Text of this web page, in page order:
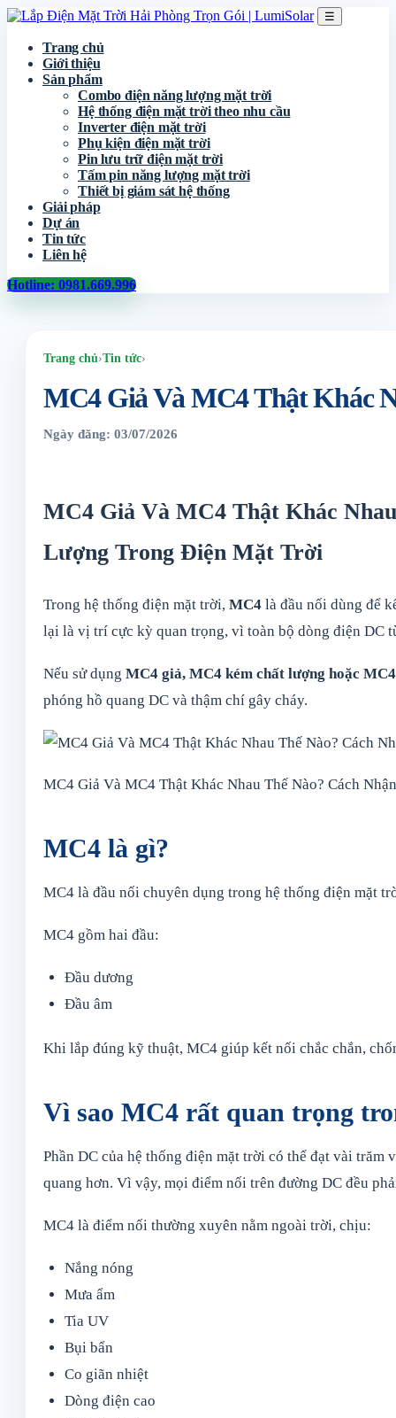
☰
Trang chủ
Giới thiệu
Sản phẩm
Combo điện năng lượng mặt trời
Hệ thống điện mặt trời theo nhu cầu
Inverter điện mặt trời
Phụ kiện điện mặt trời
Pin lưu trữ điện mặt trời
Tấm pin năng lượng mặt trời
Thiết bị giám sát hệ thống
Giải pháp
Dự án
Tin tức
Liên hệ
Hotline: 0981.669.996
Trang chủ›Tin tức›
MC4 Giả Và MC4 Thật Khác
Ngày đăng: 03/07/2026
MC4 Giả Và MC4 Thật Khác
Lượng Trong Điện Mặt Trời
Trong hệ thống điện mặt trời, MC4 là đầu nối dùng để
lại là vị trí cực kỳ quan trọng, vì toàn bộ dòng điện DC
Nếu sử dụng MC4 giả, MC4 kém chất lượng hoặc
phóng hồ quang DC và thậm chí gây cháy.
MC4 Giả Và MC4 Thật Khác Nhau Thế Nào? Cách
MC4 là gì?
MC4 là đầu nối chuyên dụng trong hệ thống điện mặt
MC4 gồm hai đầu:
Đầu dương
Đầu âm
Khi lắp đúng kỹ thuật, MC4 giúp kết nối chắc chắn,
Vì sao MC4 rất quan trọng
Phần DC của hệ thống điện mặt trời có thể đạt vài
quang hơn. Vì vậy, mọi điểm nối trên đường DC đều
MC4 là điểm nối thường xuyên nằm ngoài trời, chịu:
Nắng nóng
Mưa ẩm
Tia UV
Bụi bẩn
Co giãn nhiệt
Dòng điện cao